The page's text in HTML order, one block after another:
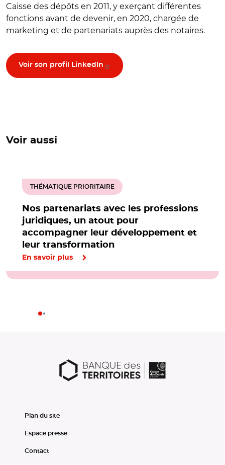
Caisse des dépôts en 2011, y exerçant différentes
fonctions avant de devenir, en 2020, chargée de
marketing et de partenariats auprès des notaires.
Voir son profil LinkedIn
Voir aussi
Nos partenariats avec les professions
juridiques, un atout pour
accompagner leur développement et
leur transformation
THÉMATIQUE PRIORITAIRE
En savoir plus
Plan du site
Espace presse
Contact